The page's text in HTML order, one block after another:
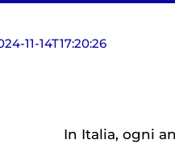
11-14T17:20:26
In Italia, ogni